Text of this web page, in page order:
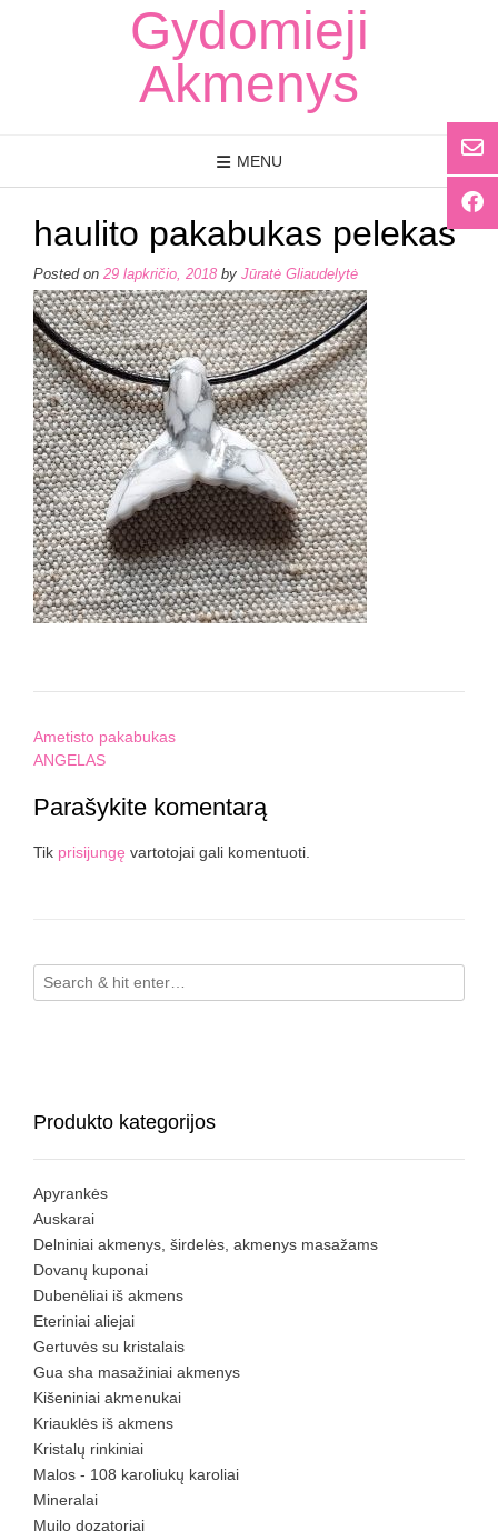
Gydomieji
Akmenys
MENU
haulito pakabukas pelekas
Posted on 29 lapkričio, 2018 by Jūratė Gliaudelytė
Post
navigation
Ametisto pakabukas
ANGELAS
Parašykite komentarą
Tik prisijungę vartotojai gali komentuoti.
Produkto kategorijos
Apyrankės
Auskarai
Delniniai akmenys, širdelės, akmenys masažams
Dovanų kuponai
Dubenėliai iš akmens
Eteriniai aliejai
Gertuvės su kristalais
Gua sha masažiniai akmenys
Kišeniniai akmenukai
Kriauklės iš akmens
Kristalų rinkiniai
Malos - 108 karoliukų karoliai
Mineralai
Muilo dozatoriai